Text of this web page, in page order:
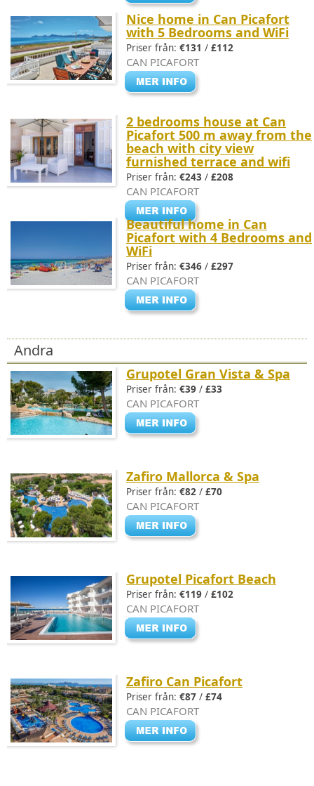
Nice home in Can Picafort
with 5 Bedrooms and WiFi
Priser från: €131 / £112
CAN PICAFORT
2 bedrooms house at Can
Picafort 500 m away from the
beach with city view
furnished terrace and wifi
Priser från: €243 / £208
CAN PICAFORT
Beautiful home in Can
Picafort with 4 Bedrooms and
WiFi
Priser från: €346 / £297
CAN PICAFORT
Andra
Grupotel Gran Vista & Spa
Priser från: €39 / £33
CAN PICAFORT
Zafiro Mallorca & Spa
Priser från: €82 / £70
CAN PICAFORT
Grupotel Picafort Beach
Priser från: €119 / £102
CAN PICAFORT
Zafiro Can Picafort
Priser från: €87 / £74
CAN PICAFORT